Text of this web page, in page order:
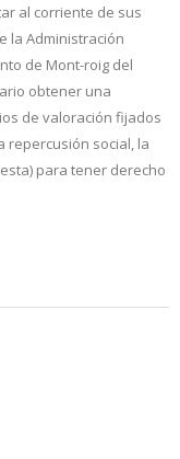
al corriente de sus
la Administración
de Mont-roig del
obtener una
de valoración fijados
repercusión social, la
para tener derecho